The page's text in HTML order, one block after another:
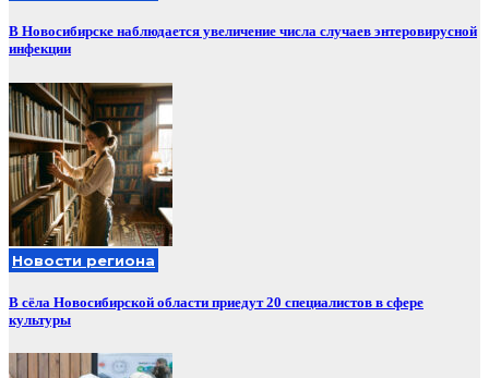
В Новосибирске наблюдается увеличение числа случаев энтеровирусной
инфекции
Новости региона
В сёла Новосибирской области приедут 20 специалистов в сфере
культуры